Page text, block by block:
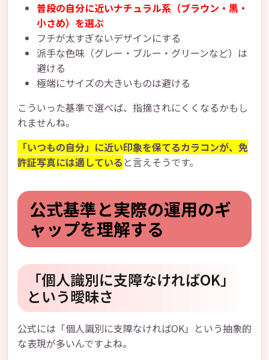
普段の自分に近いナチュラル系（ブラウン・黒・
小さめ）を選ぶ
フチが太すぎないデザインにする
派手な色味（グレー・ブルー・グリーンなど）は
避ける
極端にサイズの大きいものは避ける
こういった基準で選べば、指摘されにくくなるかもし
れませんね。
「いつもの自分」に近い印象を保てるカラコンが、免
許証写真には適している と言えそうです。
公式基準と実際の運用のギ
ャップを理解する
「個人識別に支障なければOK」
という曖昧さ
公式には「個人識別に支障なければOK」という抽象的
な表現が多いんですよね。